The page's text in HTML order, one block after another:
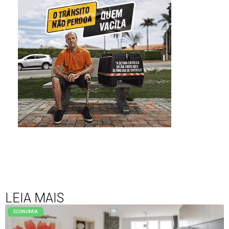
LEIA MAIS
ECONOMIA